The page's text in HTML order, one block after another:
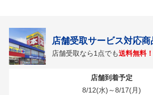
店舗受取サービス対応商
店舗受取なら1点でも送料無料！
店舗到着予定
8/12(水)～8/17(月)